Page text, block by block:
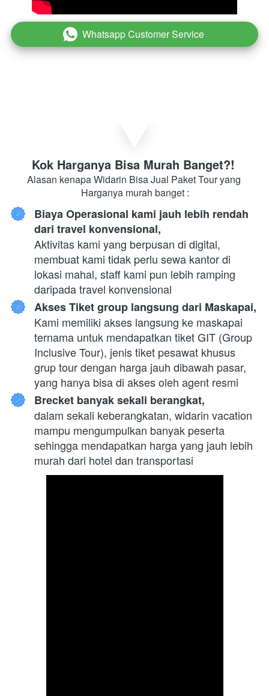
` Whatsapp Customer Service
Kok Harganya Bisa Murah Banget?!
Alasan kenapa Widarin Bisa Jual Paket Tour yang
Harganya murah banget :
Biaya Operasional kami jauh lebih rendah
dari travel konvensional,
Aktivitas kami yang berpusan di digital,
membuat kami tidak perlu sewa kantor di
lokasi mahal, staff kami pun lebih ramping
daripada travel konvensional
Akses Tiket group langsung dari Maskapai,
Kami memiliki akses langsung ke maskapai
ternama untuk mendapatkan tiket GIT (Group
Inclusive Tour), jenis tiket pesawat khusus
grup tour dengan harga jauh dibawah pasar,
yang hanya bisa di akses oleh agent resmi
Brecket banyak sekali berangkat,
dalam sekali keberangkatan, widarin vacation
mampu mengumpulkan banyak peserta
sehingga mendapatkan harga yang jauh lebih
murah dari hotel dan transportasi